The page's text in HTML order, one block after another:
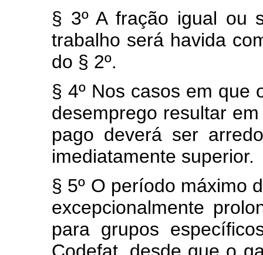
§ 3º A fração igual ou
trabalho será havida
do § 2º.
§ 4º Nos casos em que
desemprego resultar
pago deverá ser
imediatamente superior.
§ 5º O período máximo
excepcionalmente
para grupos